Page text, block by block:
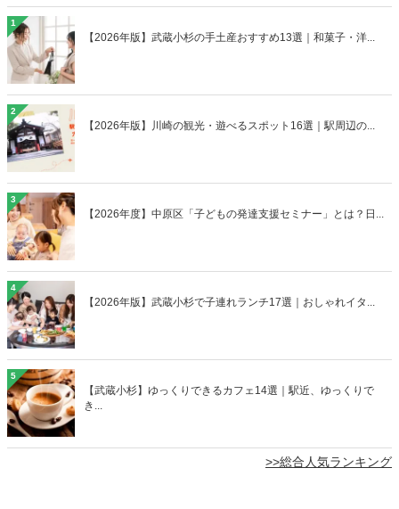
1
【2026年版】武蔵小杉の手土産おすすめ13選｜和菓子・洋...
2
【2026年版】川崎の観光・遊べるスポット16選｜駅周辺の...
3
【2026年度】中原区「子どもの発達支援セミナー」とは？日...
4
【2026年版】武蔵小杉で子連れランチ17選｜おしゃれイタ...
5
【武蔵小杉】ゆっくりできるカフェ14選｜駅近、ゆっくりで
き...
>>総合人気ランキング